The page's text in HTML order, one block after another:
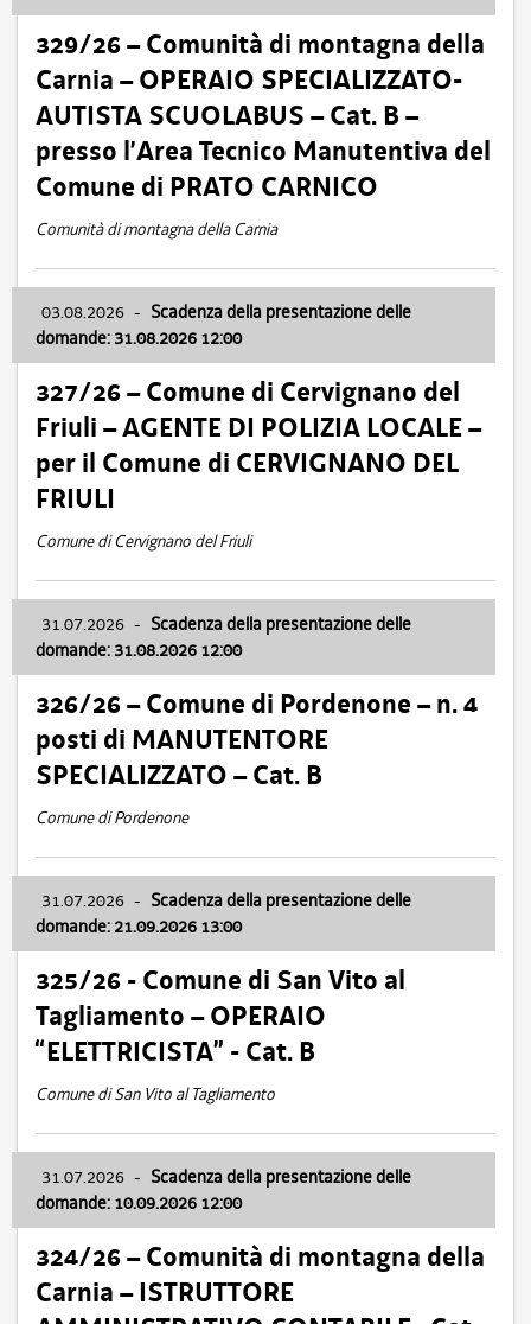
329/26 – Comunità di montagna della
Carnia – OPERAIO SPECIALIZZATO-
AUTISTA SCUOLABUS – Cat. B –
presso l’Area Tecnico Manutentiva del
Comune di PRATO CARNICO
Comunità di montagna della Carnia
03.08.2026 - Scadenza della presentazione delle
domande: 31.08.2026 12:00
327/26 – Comune di Cervignano del
Friuli – AGENTE DI POLIZIA LOCALE –
per il Comune di CERVIGNANO DEL
FRIULI
Comune di Cervignano del Friuli
31.07.2026 - Scadenza della presentazione delle
domande: 31.08.2026 12:00
326/26 – Comune di Pordenone – n. 4
posti di MANUTENTORE
SPECIALIZZATO – Cat. B
Comune di Pordenone
31.07.2026 - Scadenza della presentazione delle
domande: 21.09.2026 13:00
325/26 - Comune di San Vito al
Tagliamento – OPERAIO
“ELETTRICISTA” - Cat. B
Comune di San Vito al Tagliamento
31.07.2026 - Scadenza della presentazione delle
domande: 10.09.2026 12:00
324/26 – Comunità di montagna della
Carnia – ISTRUTTORE